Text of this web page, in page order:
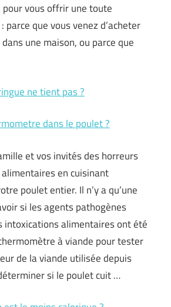
vous offrir une toute
: parce que vous venez d’acheter
une maison, ou parce que
ne tient pas ?
dans le poulet ?
et vos invités des horreurs
en cuisinant
poulet entier. Il n’y a qu’une
si les agents pathogènes
intoxications alimentaires ont été
à viande pour tester
de la viande utilisée depuis
si le poulet cuit …